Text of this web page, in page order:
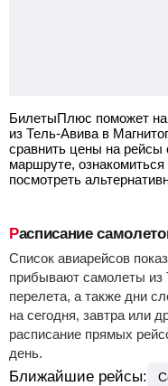
БилетыПлюс поможет
из Тель-Авива в
сравнить цены на рейсы
маршруте, ознакомиться
посмотреть
Расписание
Список авиарейсов
прибывают самолеты из
перелета, а также дни
на сегодня, завтра или
расписание прямых
день.
Ближайшие рейсы: